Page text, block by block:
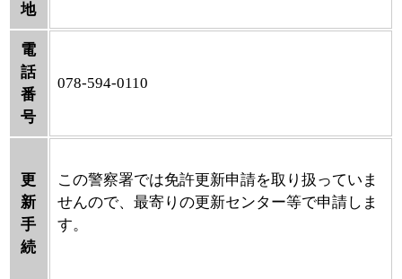
地
電
話
番
号
078-594-0110
更
新
手
続
この警察署では免許更新申請を取り扱っていま
せんので、最寄りの更新センター等で申請しま
す。